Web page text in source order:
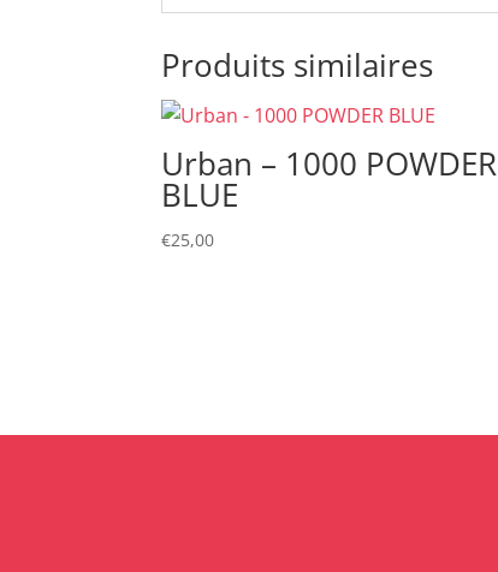
Produits similaires
Urban – 1000 POWDER
BLUE
€25,00